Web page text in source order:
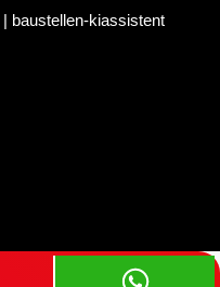
baustellen-kiassistent